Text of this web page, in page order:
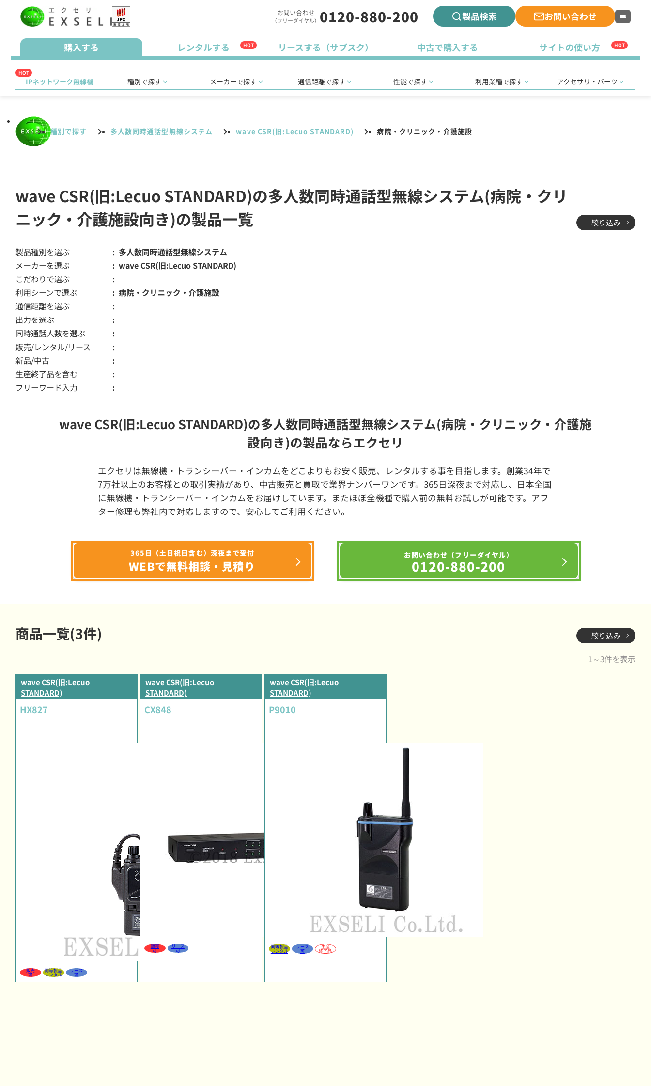
お問い合わせ
（フリーダイヤル） 0120-880-200 製品検索 お問い合わせ
購入する レンタルする HOT リースする（サブスク） 中古で購入する サイトの使い方 HOT
HOT
IPネットワーク無線機 種別で探す メーカーで探す 通信距離で探す 性能で探す 利用業種で探す アクセサリ・パーツ
種別で探す 多人数同時通話型無線システム wave CSR(旧:Lecuo STANDARD) 病院・クリニック・介護施設
wave CSR(旧:Lecuo STANDARD)の多人数同時通話型無線システム(病院・クリ
ニック・介護施設向き)の製品一覧
絞り込み
製品種別を選ぶ
多人数同時通話型無線システム
メーカーを選ぶ
wave CSR(旧:Lecuo STANDARD)
こだわりで選ぶ
利用シーンで選ぶ
病院・クリニック・介護施設
通信距離を選ぶ
出力を選ぶ
同時通話人数を選ぶ
販売/レンタル/リース
新品/中古
生産終了品を含む
フリーワード入力
wave CSR(旧:Lecuo STANDARD)の多人数同時通話型無線システム(病院・クリニック・介護施
設向き)の製品ならエクセリ
エクセリは無線機・トランシーバー・インカムをどこよりもお安く販売、レンタルする事を目指します。創業34年で
7万社以上のお客様との取引実績があり、中古販売と買取で業界ナンバーワンです。365日深夜まで対応し、日本全国
に無線機・トランシーバー・インカムをお届けしています。またほぼ全機種で購入前の無料お試しが可能です。アフ
ター修理も弊社内で対応しますので、安心してご利用ください。
365日（土日祝日含む）深夜まで受付
WEBで無料相談・見積り
お問い合わせ（フリーダイヤル）
0120-880-200
商品一覧(3件) 絞り込み
1～3件を表示
wave CSR(旧:Lecuo
STANDARD)
HX827
販売
可
同等製品
レンタル
リース
可
wave CSR(旧:Lecuo
STANDARD)
CX848
販売
可
リース
可
wave CSR(旧:Lecuo
STANDARD)
P9010
同等製品
レンタル
リース
可
生産
終了品